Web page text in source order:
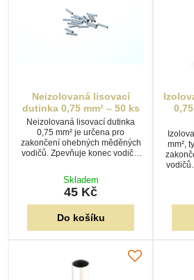
Neizolovaná lisovací
dutinka 0,75 mm² – 50 ks
Neizolovaná lisovací dutinka
0,75 mm² je určena pro
zakončení ohebných měděných
vodičů. Zpevňuje konec vodiče,
spolehlivému elektrickému
spojení. Balení obsahuje 50 ks.
Skladem
45 Kč
Do košíku
mm²,
vodičů.